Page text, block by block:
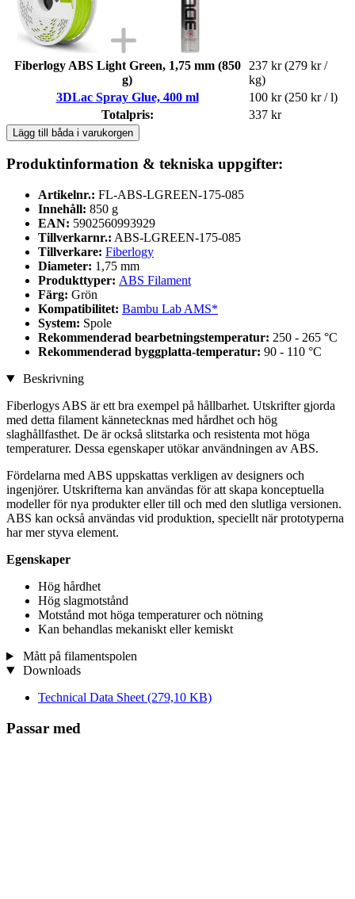
Fiberlogy ABS Light Green, 1,75 mm (850
g)
237 kr (279 kr /
kg)
3DLac Spray Glue, 400 ml
100 kr (250 kr / l)
Totalpris:
337 kr
Lägg till båda i varukorgen
Produktinformation & tekniska uppgifter:
Artikelnr.: FL-ABS-LGREEN-175-085
Innehåll: 850 g
EAN: 5902560993929
Tillverkarnr.: ABS-LGREEN-175-085
Tillverkare: Fiberlogy
Diameter: 1,75 mm
Produkttyper: ABS Filament
Färg: Grön
Kompatibilitet: Bambu Lab AMS*
System: Spole
Rekommenderad bearbetningstemperatur: 250 - 265 °C
Rekommenderad byggplatta-temperatur: 90 - 110 °C
Beskrivning
Fiberlogys ABS är ett bra exempel på hållbarhet. Utskrifter gjorda
med detta filament kännetecknas med hårdhet och hög
slaghållfasthet. De är också slitstarka och resistenta mot höga
temperaturer. Dessa egenskaper utökar användningen av ABS.
Fördelarna med ABS uppskattas verkligen av designers och
ingenjörer. Utskrifterna kan användas för att skapa konceptuella
modeller för nya produkter eller till och med den slutliga versionen.
ABS kan också användas vid produktion, speciellt när prototyperna
har mer styva element.
Egenskaper
Hög hårdhet
Hög slagmotstånd
Motstånd mot höga temperaturer och nötning
Kan behandlas mekaniskt eller kemiskt
Mått på filamentspolen
Downloads
Technical Data Sheet (279,10 KB)
Passar med